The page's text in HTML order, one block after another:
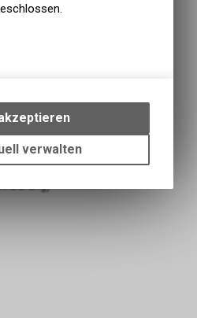
Bike & Dive GmbH)
Interaktionen und
auf Ihrem Gerät,
grundlegenden
unseres Online-
zu
verwalten